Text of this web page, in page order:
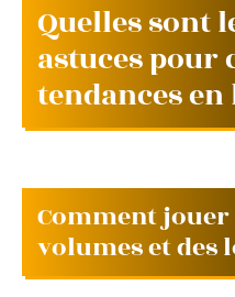
Quelles sont
astuces pour
tendances
Comment
volumes et des